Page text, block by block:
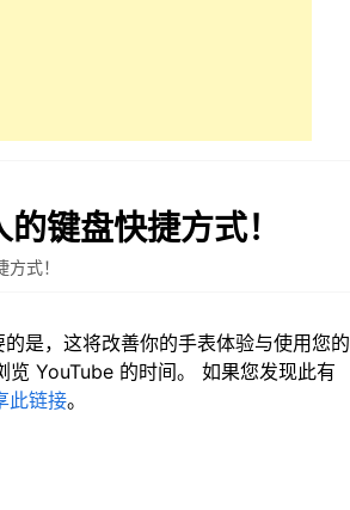
键盘快捷方式！
式！
是，这将改善你的手表体验与使用您的
览 YouTube 的时间。 如果您发现此有
此链接。